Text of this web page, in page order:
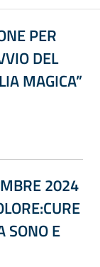
PER
DEL
MAGICA”
2024
SONO E